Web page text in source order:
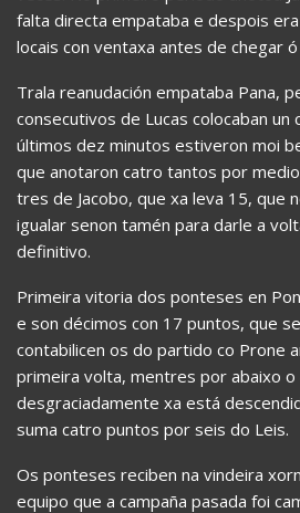
falta directa empataba e despois
locais con ventaxa antes de chegar
Trala reanudación empataba Pana,
consecutivos de Lucas colocaban
últimos dez minutos estiveron moi
que anotaron catro tantos por
tres de Jacobo, que xa leva 15, que
igualar senon tamén para darle a
definitivo.
Primeira vitoria dos ponteses en
e son décimos con 17 puntos, que
contabilicen os do partido co Prone
primeira volta, mentres por abaixo o
desgraciadamente xa está
suma catro puntos por seis do Leis.
Os ponteses reciben na vindeira
equipo que a campaña pasada foi